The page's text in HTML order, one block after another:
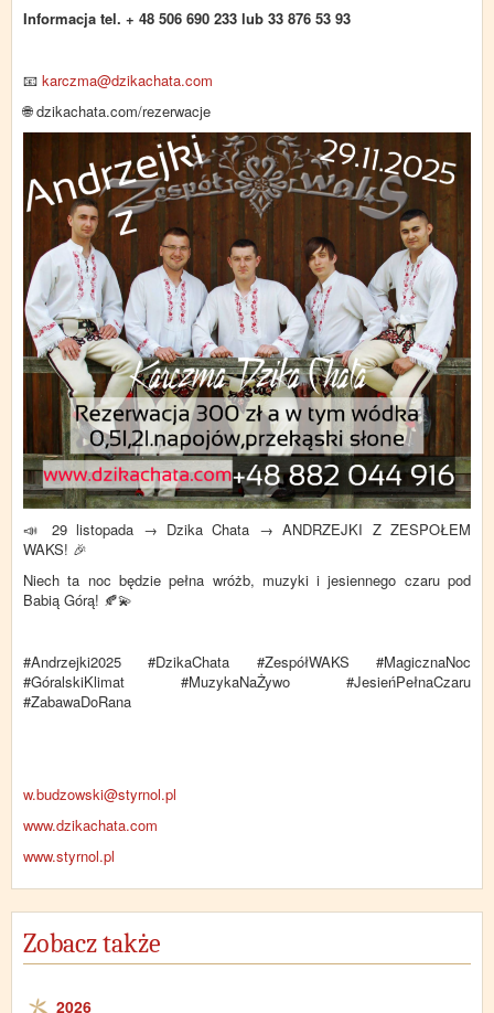
Informacja tel. + 48 506 690 233 lub 33 876 53 93
📧 karczma@dzikachata.com
🌐 dzikachata.com/rezerwacje
📣 29 listopada → Dzika Chata → ANDRZEJKI Z ZESPOŁEM
WAKS! 🎉
Niech ta noc będzie pełna wróżb, muzyki i jesiennego czaru pod
Babią Górą! 🍂💫
#Andrzejki2025 #DzikaChata #ZespółWAKS #MagicznaNoc
#GóralskiKlimat #MuzykaNaŻywo #JesieńPełnaCzaru
#ZabawaDoRana
w.budzowski@styrnol.pl
www.dzikachata.com
www.styrnol.pl
Zobacz także
2026